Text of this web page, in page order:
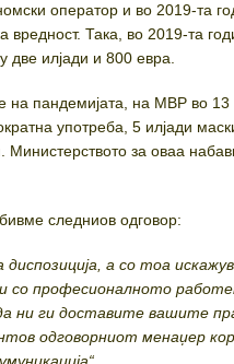
оператор и во 2019-та
вредност. Така, во 2019-та
илјади и 800 евра.
на пандемијата, на МВР во 13
употреба, 5 илјади
Министерството за оваа
следниов одговор:
диспозиција, а со тоа
со професионалното
ни ги доставите вашите
одговорниот менаџер